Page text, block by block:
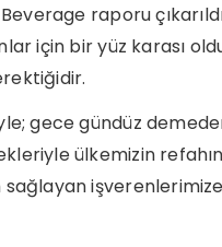
raporu
için bir yüz karası
gece gündüz
ülkemizin
sağlayan